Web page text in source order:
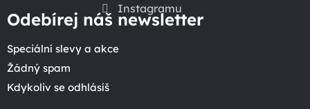
Instagramu
Odebírej náš newsletter
Speciální slevy a akce
Žádný spam
Kdykoliv se odhlásíš